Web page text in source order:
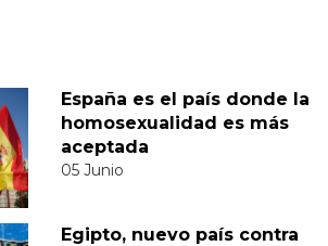
España es el país donde la
homosexualidad es más
aceptada
05 Junio
Egipto, nuevo país contra